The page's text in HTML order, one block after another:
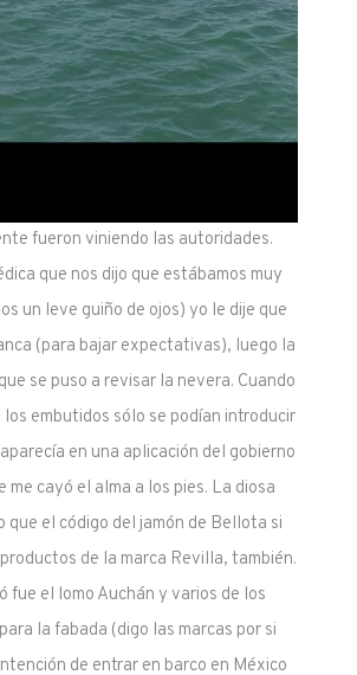
fueron viniendo las autoridades.
que nos dijo que estábamos muy
un leve guiño de ojos) yo le dije que
(para bajar expectativas), luego la
se puso a revisar la nevera. Cuando
los embutidos sólo se podían introducir
en una aplicación del gobierno
me cayó el alma a los pies. La diosa
que el código del jamón de Bellota si
de la marca Revilla, también.
fue el lomo Auchán y varios de los
la fabada (digo las marcas por si
de entrar en barco en México